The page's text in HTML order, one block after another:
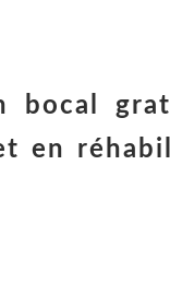
bocal
en